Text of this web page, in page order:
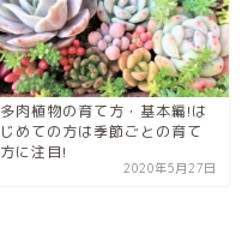
多肉植物の育て方・基本編!は
じめての方は季節ごとの育て
方に注目!
2020年5月27日